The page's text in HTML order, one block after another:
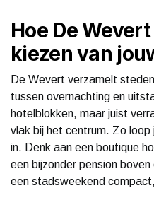
Hoe De
kiezen van
De Wevert verzamelt
tussen overnachting en
hotelblokken, maar juist
vlak bij het centrum. Zo
in. Denk aan een boutique
een bijzonder pension
een stadsweekend